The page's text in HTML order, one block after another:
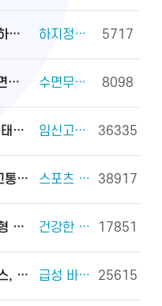
다리가 보내는 위험 신호, 하지정맥류 하지정맥류 외 3건 5717
자도 자도 피곤하다면? 수면무호흡증 진단·관리법 수면무호흡증 외 2건 8098
임신 중 혈압 관리, 산모와 태아를 지키는 첫걸음 임신고혈압과 전자간증(임신중독증) 외 4건 36335
족저근막염: 아침 첫발의 고통, 원인과 대처법 스포츠 손상과 안전(족관절(발목 관절) 손상) 외 2건 38917
봄을 여는 건강식단, 더 균형 있게! 건강한 체중조절을 위한 식사 외 6건 17851
2월에 주의해야 할 바이러스, 이렇게 예방하세요! 급성 바이러스 위장관염 외 2건 25615